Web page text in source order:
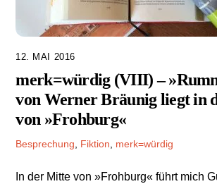
12. MAI 2016
merk=würdig (VIII) –
von Werner Bräunig liegt in
von »Frohburg«
Besprechung Fiktion merk=würdig
In der Mitte von »Frohburg« führt mich